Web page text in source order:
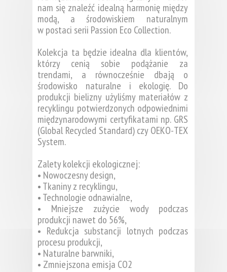
nam się znaleźć idealną harmonię między
modą, a środowiskiem naturalnym
w postaci serii Passion Eco Collection.
Kolekcja ta będzie idealna dla klientów,
którzy cenią sobie podążanie za
trendami, a równocześnie dbają o
środowisko naturalne i ekologię. Do
produkcji bielizny użyliśmy materiałów z
recyklingu potwierdzonych odpowiednimi
międzynarodowymi certyfikatami np. GRS
(Global Recycled Standard) czy OEKO-TEX
System.
Zalety kolekcji ekologicznej:
• Nowoczesny design,
• Tkaniny z recyklingu,
• Technologie odnawialne,
• Mniejsze zużycie wody podczas
produkcji nawet do 56%,
• Redukcja substancji lotnych podczas
procesu produkcji,
• Naturalne barwniki,
• Zmniejszona emisja CO2